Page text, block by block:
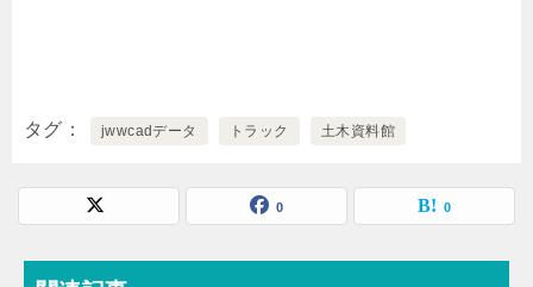
タグ jwwcadデータ トラック 土木資料館
0 0